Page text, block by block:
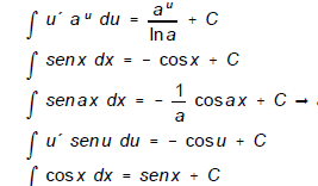
14-11-13 Taller en Tecnalia
Contacto
Boletín semanal